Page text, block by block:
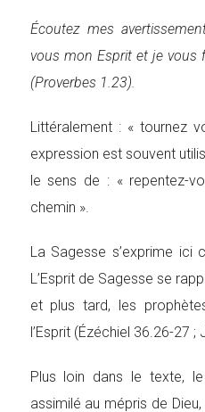
Écoutez mes
vous mon Esprit et je vous
(Proverbes 1.23).
Littéralement : « tournez
expression est souvent
le sens de : « repentez-
chemin ».
La Sagesse s’exprime ici
L’Esprit de Sagesse se
et plus tard, les
l’Esprit (Ézéchiel 36.26-27 ;
Plus loin dans le texte,
assimilé au mépris de